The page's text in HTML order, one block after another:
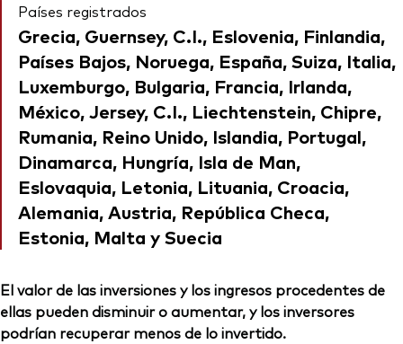
Países registrados
Grecia, Guernsey, C.I., Eslovenia, Finlandia,
Países Bajos, Noruega, España, Suiza, Italia,
Luxemburgo, Bulgaria, Francia, Irlanda,
México, Jersey, C.I., Liechtenstein, Chipre,
Rumania, Reino Unido, Islandia, Portugal,
Dinamarca, Hungría, Isla de Man,
Eslovaquia, Letonia, Lituania, Croacia,
Alemania, Austria, República Checa,
Estonia, Malta y Suecia
El valor de las inversiones y los ingresos procedentes de
ellas pueden disminuir o aumentar, y los inversores
podrían recuperar menos de lo invertido.